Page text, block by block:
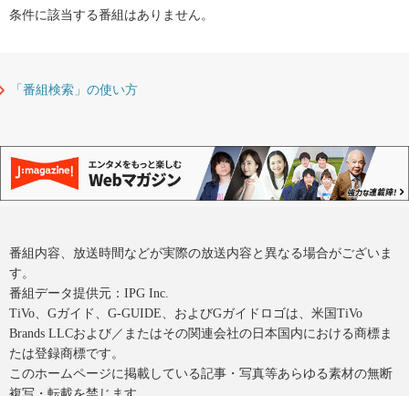
条件に該当する番組はありません。
「番組検索」の使い方
番組内容、放送時間などが実際の放送内容と異なる場合がございま
す。
番組データ提供元：IPG Inc.
TiVo、Gガイド、G-GUIDE、およびGガイドロゴは、米国TiVo
Brands LLCおよび／またはその関連会社の日本国内における商標ま
たは登録商標です。
このホームページに掲載している記事・写真等あらゆる素材の無断